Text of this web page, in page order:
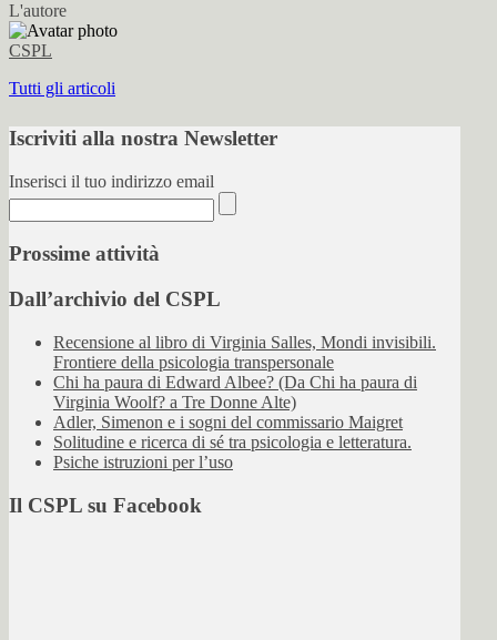
L'autore
CSPL
Tutti gli articoli
Iscriviti alla nostra Newsletter
Inserisci il tuo indirizzo email
Prossime attività
Dall’archivio del CSPL
Recensione al libro di Virginia Salles, Mondi invisibili.
Frontiere della psicologia transpersonale
Chi ha paura di Edward Albee? (Da Chi ha paura di
Virginia Woolf? a Tre Donne Alte)
Adler, Simenon e i sogni del commissario Maigret
Solitudine e ricerca di sé tra psicologia e letteratura.
Psiche istruzioni per l’uso
Il CSPL su Facebook